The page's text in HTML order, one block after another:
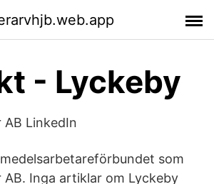
- Lyckeby
AB LinkedIn
som
AB. Inga artiklar om Lyckeby